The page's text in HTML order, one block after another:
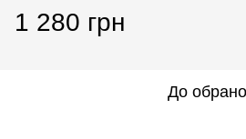
1 280 грн
До